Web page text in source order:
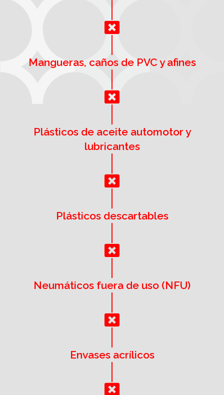
Mangueras, caños de PVC y afines
Plásticos de aceite automotor y
lubricantes
Plásticos descartables
Neumáticos fuera de uso (NFU)
Envases acrílicos